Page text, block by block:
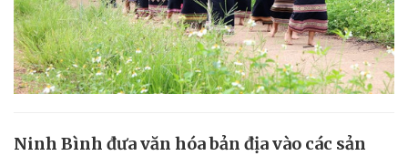
Ninh Bình đưa văn hóa bản địa vào các sản